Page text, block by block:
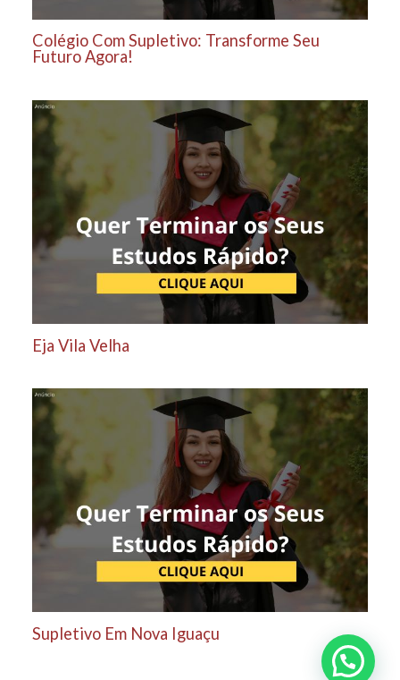
Colégio Com Supletivo: Transforme Seu
Futuro Agora!
Eja Vila Velha
Supletivo Em Nova Iguaçu